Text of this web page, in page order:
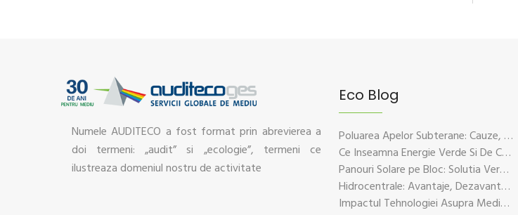
Numele AUDITECO a fost format prin abrevierea a
doi termeni: „audit” si „ecologie”, termeni ce
ilustreaza domeniul nostru de activitate
Eco Blog
Poluarea Apelor Subterane: Cauze, Efecte Si Solutii De Prevenire
Ce Inseamna Energie Verde Si De Ce Este Esentiala Pentru Viitorul Planetei
Panouri Solare pe Bloc: Solutia Verde Pentru Energie Durabila
Hidrocentrale: Avantaje, Dezavantaje si Impactul Asupra Mediului
Impactul Tehnologiei Asupra Mediului – Provocari si Solutii Sustenabile